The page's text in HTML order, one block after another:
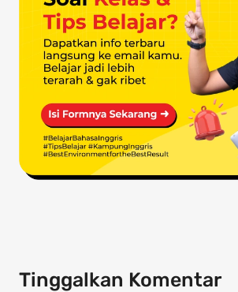
Tinggalkan Komentar